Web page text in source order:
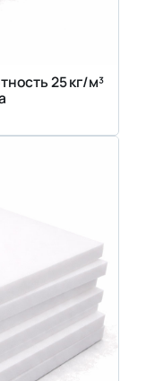
25 кг/м³